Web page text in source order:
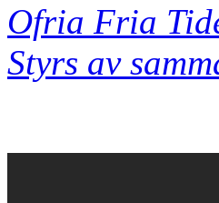
Ofria Fria
Styrs av